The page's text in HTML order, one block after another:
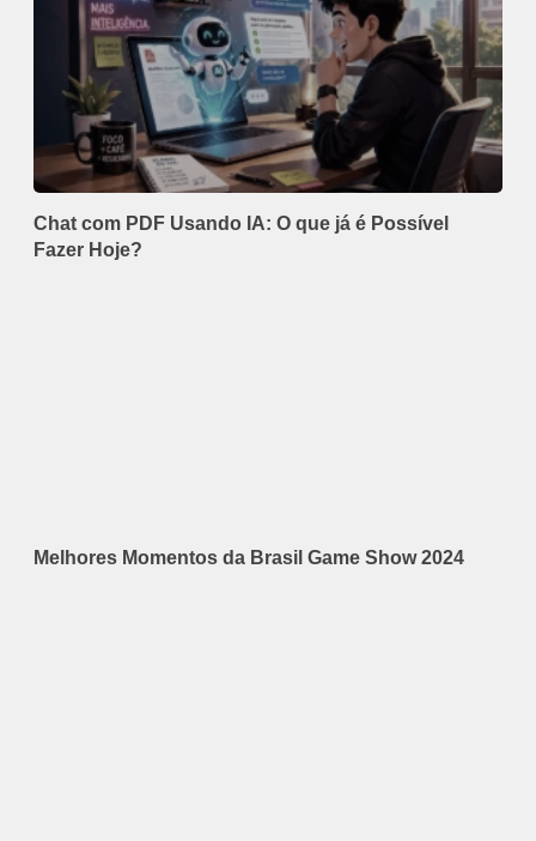
Chat com PDF Usando IA: O que já é Possível
Fazer Hoje?
Melhores Momentos da Brasil Game Show 2024